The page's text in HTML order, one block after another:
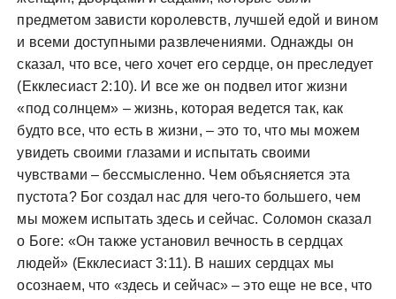
предметом зависти королевств, лучшей едой и вином
и всеми доступными развлечениями. Однажды он
сказал, что все, чего хочет его сердце, он преследует
(Екклесиаст 2:10). И все же он подвел итог жизни
«под солнцем» – жизнь, которая ведется так, как
будто все, что есть в жизни, – это то, что мы можем
увидеть своими глазами и испытать своими
чувствами – бессмысленно. Чем объясняется эта
пустота? Бог создал нас для чего-то большего, чем
мы можем испытать здесь и сейчас. Соломон сказал
о Боге: «Он также установил вечность в сердцах
людей» (Екклесиаст 3:11). В наших сердцах мы
осознаем, что «здесь и сейчас» – это еще не все, что